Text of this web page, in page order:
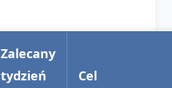
Zalecany
tydzień
Cel